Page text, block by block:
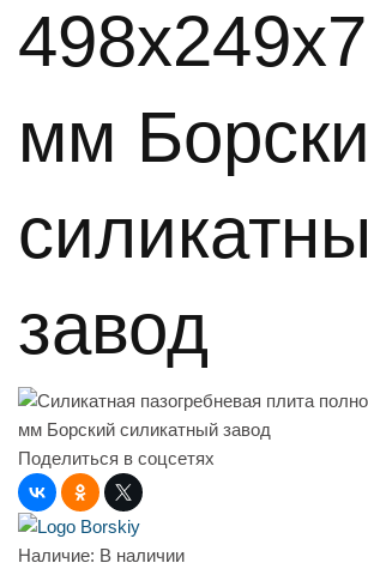
мм
завод
Поделиться в соцсетях
Наличие: В наличии